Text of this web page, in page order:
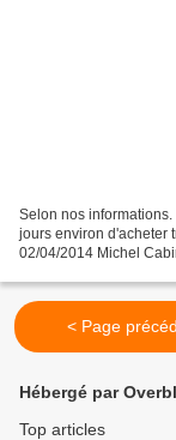
Selon nos
jours environ d'acheter
02/04/2014 Michel
< Page
Hébergé par
Top articles